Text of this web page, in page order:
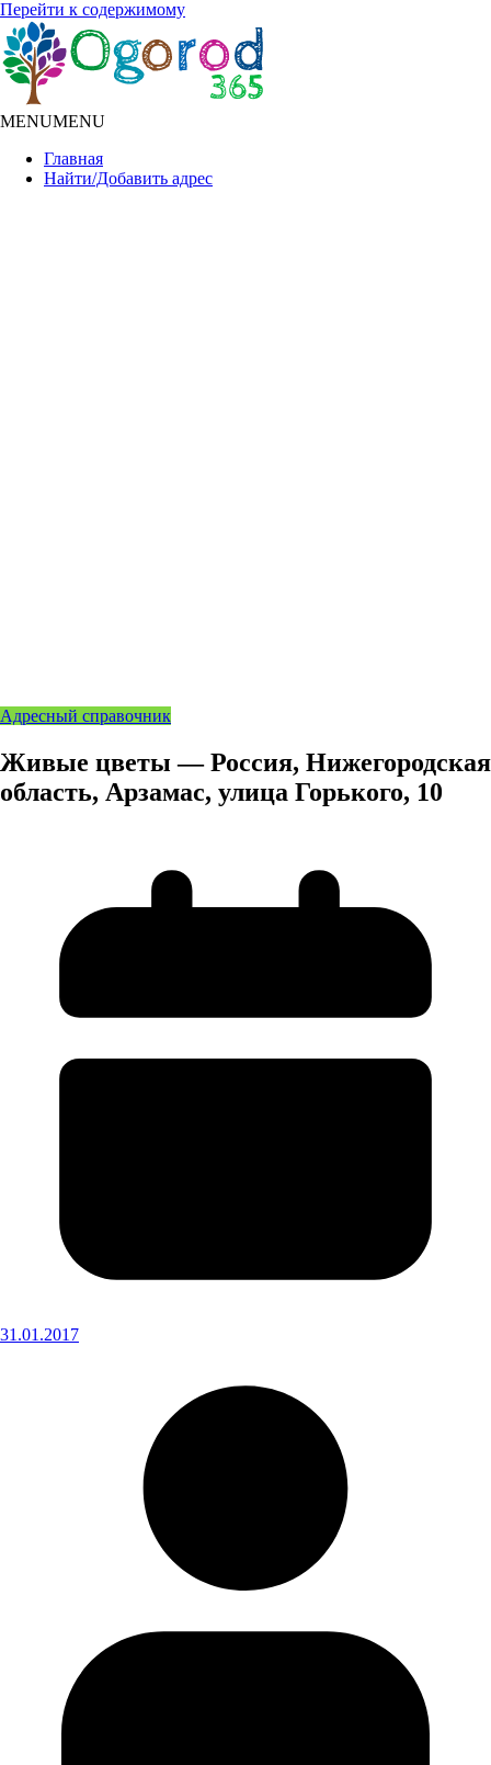
Перейти к содержимому
MENUMENU
Главная
Найти/Добавить адрес
Адресный справочник
Живые цветы — Россия, Нижегородская
область, Арзамас, улица Горького, 10
31.01.2017